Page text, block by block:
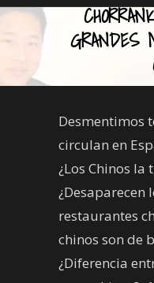
GRANDES
Desmentimos
circulan en
¿Los Chinos la
¿Desaparecen
restaurantes
chinos son de
¿Diferencia